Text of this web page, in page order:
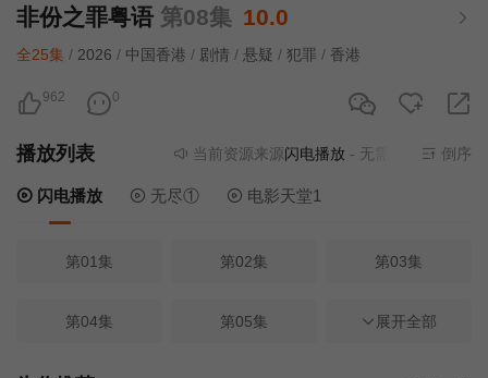
非份之罪粤语 第08集 10.0
全25集 / 2026 / 中国香港 / 剧情 / 悬疑 / 犯罪 / 香港
962 0
播放列表 当前资源来源闪电播放- 无需安装任何插件
倒序
闪电播放 无尽① 电影天堂1
第01集 第02集 第03集
第04集 第05集 第06集
展开全部